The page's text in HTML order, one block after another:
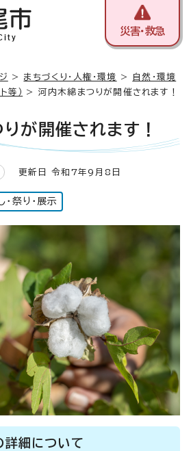
災害・救急
> まちづくり・人権・環境 >
自然・環境
等） > 河内木綿まつりが開催されます！
が開催されます！
更新日 令和7年9月8日
・祭り・展示
詳細について